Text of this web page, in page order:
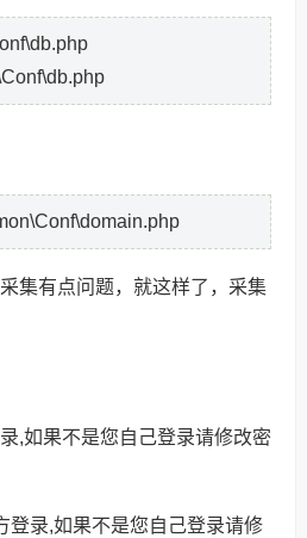
集有点问题，就这样了，采集
,如果不是您自己登录请修改密
登录,如果不是您自己登录请修